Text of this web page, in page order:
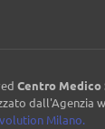
Centro Medico
dall'Agenzia
Milano.